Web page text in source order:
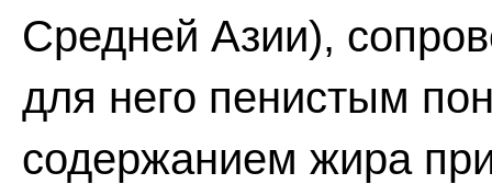
Средней Азии),
для него пенистым
содержанием жира